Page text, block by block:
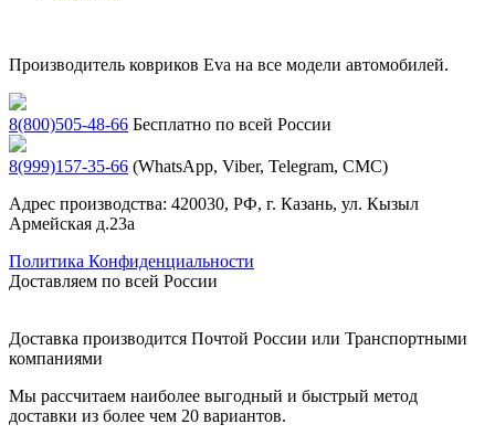
Производитель ковриков Eva на все модели автомобилей.
8(800)505-48-66 Бесплатно по всей России
8(999)157-35-66 (WhatsApp, Viber, Telegram, СМС)
Адрес производства: 420030, РФ, г. Казань, ул. Кызыл
Армейская д.23а
Политика Конфиденциальности
Доставляем по всей России
Доставка производится Почтой России или Транспортными
компаниями
Мы рассчитаем наиболее выгодный и быстрый метод
доставки из более чем 20 вариантов.